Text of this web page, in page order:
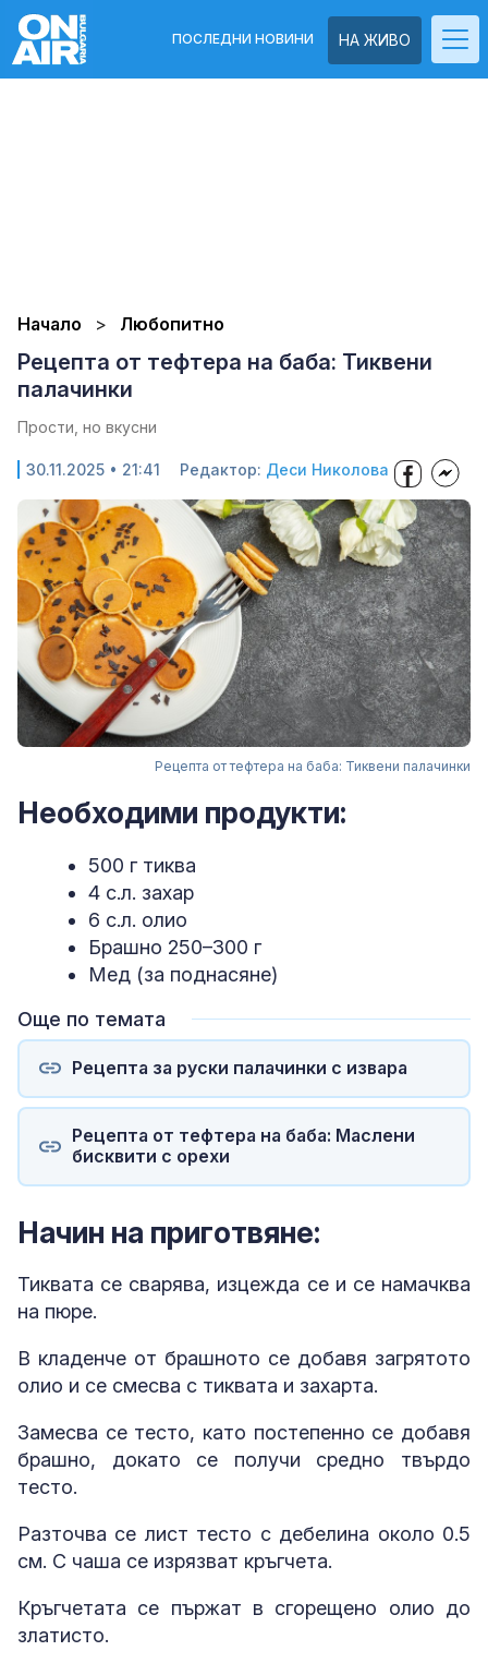
НА ЖИВО
ПОСЛЕДНИ НОВИНИ
Начало Любопитно
Рецепта от тефтера на баба: Тиквени
палачинки
Прости, но вкусни
30.11.2025 • 21:41 Редактор: Деси Николова
Рецепта от тефтера на баба: Тиквени палачинки
Необходими продукти:
500 г тиква
4 с.л. захар
6 с.л. олио
Брашно 250–300 г
Мед (за поднасяне)
Още по темата
Рецепта за руски палачинки с извара
Рецепта от тефтера на баба: Маслени
бисквити с орехи
Начин на приготвяне:
Тиквата се сварява, изцежда се и се намачква
на пюре.
В кладенче от брашното се добавя загрятото
олио и се смесва с тиквата и захарта.
Замесва се тесто, като постепенно се добавя
брашно, докато се получи средно твърдо
тесто.
Разточва се лист тесто с дебелина около 0.5
см. С чаша се изрязват кръгчета.
Кръгчетата се пържат в сгорещено олио до
златисто.